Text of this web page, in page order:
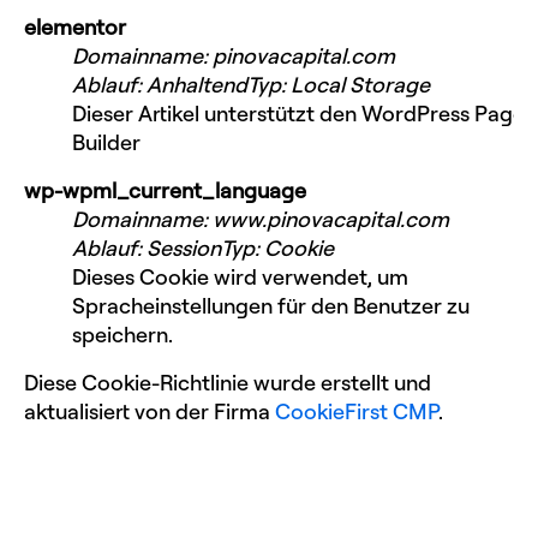
elementor
Domainname:pinovacapital.com
Ablauf:AnhaltendTyp: Local Storage
Dieser Artikel unterstützt den WordPress Page
Builder
wp-wpml_current_language
Domainname: www.pinovacapital.com
Ablauf:SessionTyp: Cookie
Dieses Cookie wird verwendet, um
Spracheinstellungen für den Benutzer zu
speichern.
Diese Cookie-Richtlinie wurde erstellt und
aktualisiert von der Firma CookieFirst CMP.